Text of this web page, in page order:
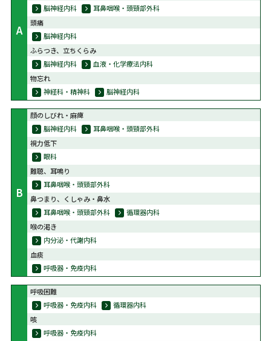
A
脳神経内科
耳鼻咽喉・頭頸部外科
頭痛
脳神経内科
ふらつき、立ちくらみ
脳神経内科
血液・化学療法内科
物忘れ
神経科・精神科
脳神経内科
B
顔のしびれ・麻痺
脳神経内科
耳鼻咽喉・頭頸部外科
視力低下
眼科
難聴、耳鳴り
耳鼻咽喉・頭頸部外科
鼻つまり、くしゃみ・鼻水
耳鼻咽喉・頭頸部外科
循環器内科
喉の渇き
内分泌・代謝内科
血痰
呼吸器・免疫内科
呼吸困難
呼吸器・免疫内科
循環器内科
咳
呼吸器・免疫内科